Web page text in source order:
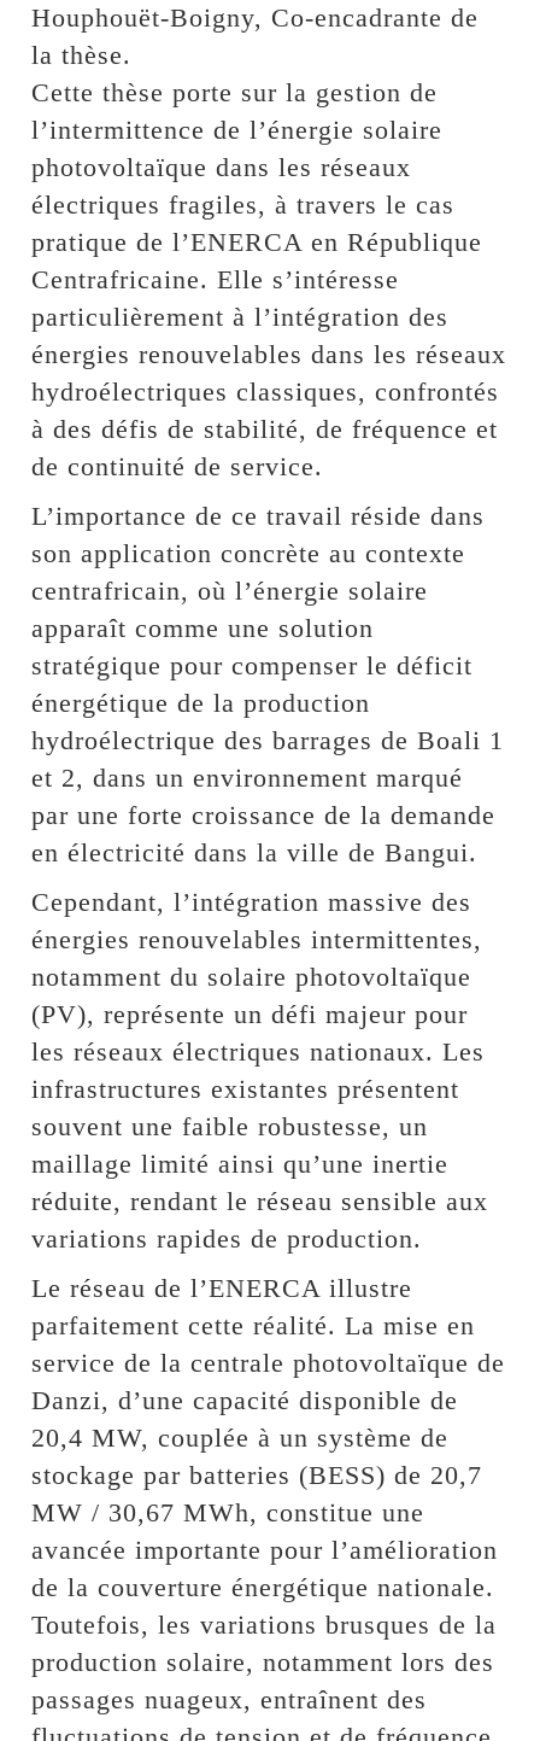
Houphouët-Boigny, Co-encadrante de
la thèse.
Cette thèse porte sur la gestion de
l’intermittence de l’énergie solaire
photovoltaïque dans les réseaux
électriques fragiles, à travers le cas
pratique de l’ENERCA en République
Centrafricaine. Elle s’intéresse
particulièrement à l’intégration des
énergies renouvelables dans les réseaux
hydroélectriques classiques, confrontés
à des défis de stabilité, de fréquence et
de continuité de service.
L’importance de ce travail réside dans
son application concrète au contexte
centrafricain, où l’énergie solaire
apparaît comme une solution
stratégique pour compenser le déficit
énergétique de la production
hydroélectrique des barrages de Boali 1
et 2, dans un environnement marqué
par une forte croissance de la demande
en électricité dans la ville de Bangui.
Cependant, l’intégration massive des
énergies renouvelables intermittentes,
notamment du solaire photovoltaïque
(PV), représente un défi majeur pour
les réseaux électriques nationaux. Les
infrastructures existantes présentent
souvent une faible robustesse, un
maillage limité ainsi qu’une inertie
réduite, rendant le réseau sensible aux
variations rapides de production.
Le réseau de l’ENERCA illustre
parfaitement cette réalité. La mise en
service de la centrale photovoltaïque de
Danzi, d’une capacité disponible de
20,4 MW, couplée à un système de
stockage par batteries (BESS) de 20,7
MW / 30,67 MWh, constitue une
avancée importante pour l’amélioration
de la couverture énergétique nationale.
Toutefois, les variations brusques de la
production solaire, notamment lors des
passages nuageux, entraînent des